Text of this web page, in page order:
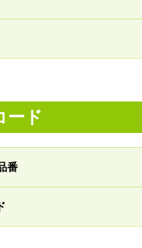
ード
番